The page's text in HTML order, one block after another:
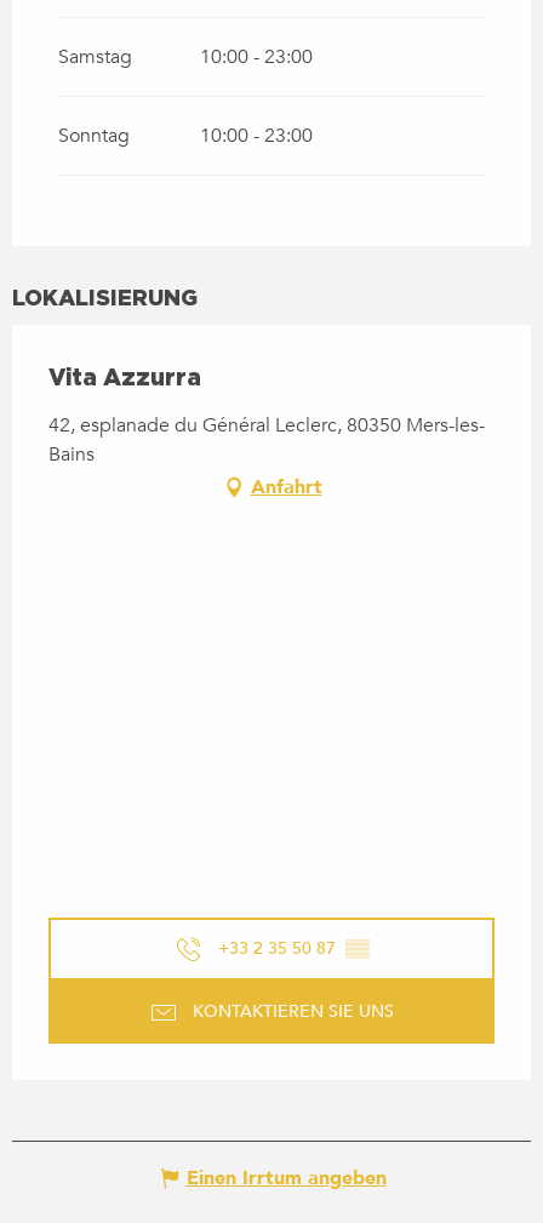
Samstag 10:00 - 23:00
Sonntag 10:00 - 23:00
LOKALISIERUNG
Vita Azzurra
42, esplanade du Général Leclerc, 80350 Mers-les-
Bains
Anfahrt
+33 2 35 50 87 ▒▒
KONTAKTIEREN SIE UNS
Einen Irrtum angeben